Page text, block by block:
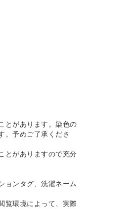
とがあります。染色の
。予めご了承くださ
とがありますので充分
ョンタグ、洗濯ネーム
覧環境によって、実際